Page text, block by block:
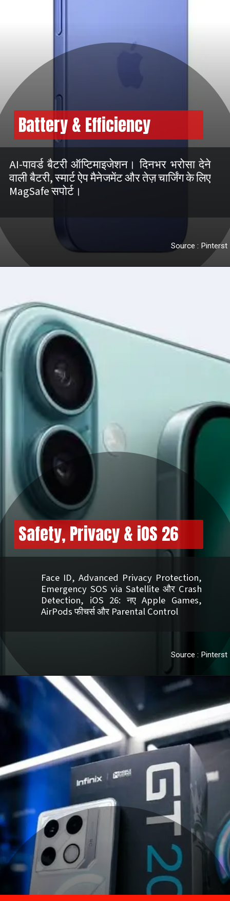
Battery & Efficiency
AI-पावर्ड बैटरी ऑप्टिमाइजेशन। दिनभर भरोसा देने
वाली बैटरी, स्मार्ट ऐप मैनेजमेंट और तेज़ चार्जिंग के लिए
MagSafe सपोर्ट।
Source : Pinterst
Safety, Privacy & iOS 26
Face ID, Advanced Privacy Protection,
Emergency SOS via Satellite और Crash
Detection, iOS 26: नए Apple Games,
AirPods फीचर्स और Parental Control
Source : Pinterst